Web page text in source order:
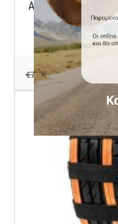
Αντιολισθητικές
€79.00 €70.00